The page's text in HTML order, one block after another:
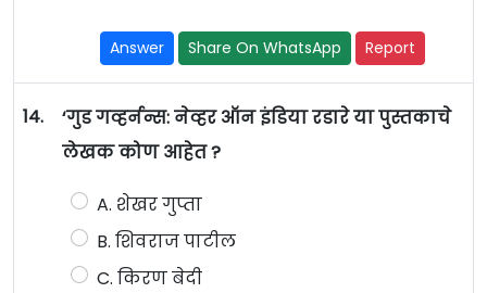
Answer Share On WhatsApp Report
14.
‘गुड गव्हर्नन्स: नेव्हर ऑन इंडिया रडारे या पुस्तकाचे
लेखक कोण आहेत ?
A. शेखर गुप्ता
B. शिवराज पाटील
C. किरण बेदी